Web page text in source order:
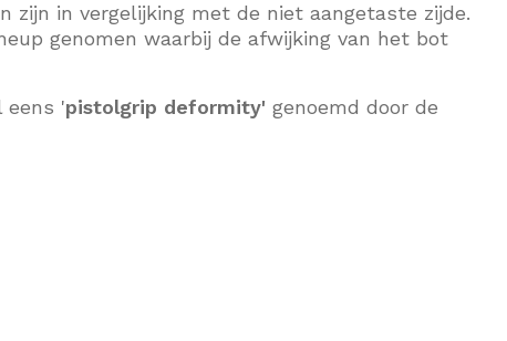
zijn in vergelijking met de niet aangetaste zijde.
genomen waarbij de afwijking van het bot
eens 'pistolgrip deformity' genoemd door de